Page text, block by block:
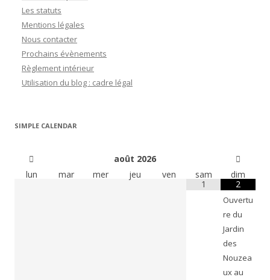
Les statuts
Mentions légales
Nous contacter
Prochains évènements
Règlement intérieur
Utilisation du blog : cadre légal
SIMPLE CALENDAR
août 2026
lun
mar mer jeu ven sam
dim
1
2
Ouvertu
re du
Jardin
des
Nouzea
ux au